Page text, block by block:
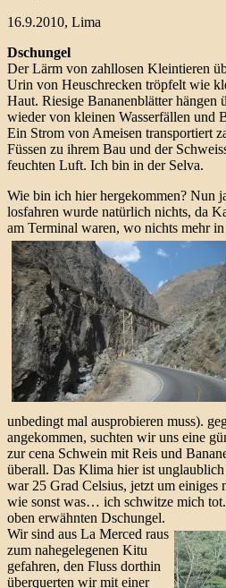
16.9.2010, Lima
Dschungel
Der Lärm von zahllosen Kleintieren
Urin von Heuschrecken tröpfelt wie
Haut. Riesige Bananenblätter hängen
wieder von kleinen Wasserfällen und
Ein Strom von Ameisen transportiert
Füssen zu ihrem Bau und der
feuchten Luft. Ich bin in der Selva.
Wie bin ich hier hergekommen? Nun
losfahren wurde natürlich nichts, da
am Terminal waren, wo nichts mehr
unbedingt mal ausprobieren muss).
angekommen, suchten wir uns eine
zur cena Schwein mit Reis und
überall. Das Klima hier ist
war 25 Grad Celsius, jetzt um einiges
wie sonst was… ich schwitze mich
oben erwähnten Dschungel.
Wir sind aus La Merced raus
zum nahegelegenen Kitu
gefahren, den Fluss dorthin
überquerten wir mit einer